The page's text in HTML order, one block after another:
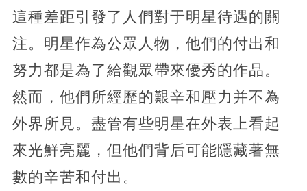
這種差距引發了人們對于明星待遇的關
注。明星作為公眾人物，他們的付出和
努力都是為了給觀眾帶來優秀的作品。
然而，他們所經歷的艱辛和壓力并不為
外界所見。盡管有些明星在外表上看起
來光鮮亮麗，但他們背后可能隱藏著無
數的辛苦和付出。